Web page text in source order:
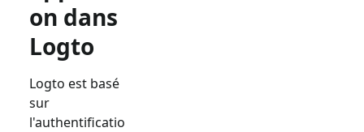
on dans
Logto
Logto est basé
sur
l'authentificatio